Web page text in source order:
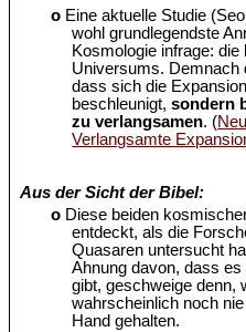
o Eine aktuelle Studie
wohl grundlegendste
Kosmologie infrage:
Universums. Demnach
dass sich die
beschleunigt,sondern
zu verlangsamen. (
Verlangsamte
Aus der Sicht der Bibel:
o Diese beiden
entdeckt, als die
Quasaren untersucht
Ahnung davon, dass es
gibt, geschweige denn,
wahrscheinlich noch
Hand gehalten.